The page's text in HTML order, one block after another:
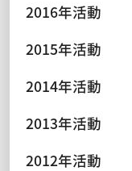
2016年活動
2015年活動
2014年活動
2013年活動
2012年活動